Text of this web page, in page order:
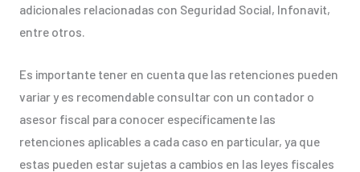
adicionales relacionadas con Seguridad Social, Infonavit,
entre otros.
Es importante tener en cuenta que las retenciones pueden
variar y es recomendable consultar con un contador o
asesor fiscal para conocer específicamente las
retenciones aplicables a cada caso en particular, ya que
estas pueden estar sujetas a cambios en las leyes fiscales